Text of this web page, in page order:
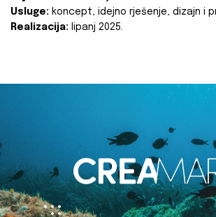
Usluge: koncept, idejno rješenje, dizajn i
Realizacija: lipanj 2025.